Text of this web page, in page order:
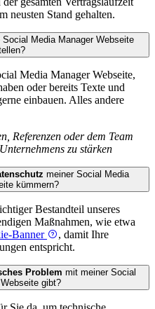
neusten Stand gehalten.
Media Manager Webseite
Media Manager Webseite,
oder bereits Texte und
einbauen. Alles andere
Referenzen oder dem Team
zu stärken
meiner Social Media
kümmern?
Bestandteil unseres
Maßnahmen, wie etwa
Banner
, damit Ihre
entspricht.
Problem mit meiner Social
gibt?